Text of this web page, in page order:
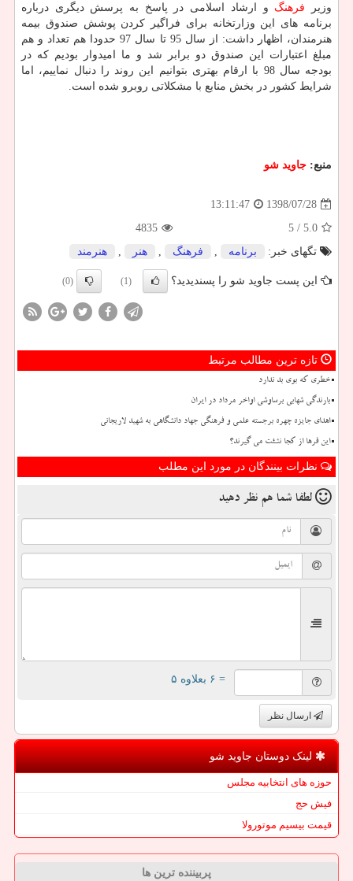
وزیر فرهنگ و ارشاد اسلامی در پاسخ به پرسش دیگری درباره
برنامه های این وزارتخانه برای فراگیر كردن پوشش صندوق بیمه
هنرمندان، اظهار داشت: از سال 95 تا سال 97 حدودا هم تعداد و هم
مبلغ اعتبارات این صندوق دو برابر شد و ما امیدوار بودیم كه در
بودجه سال 98 با ارقام بهتری بتوانیم این روند را دنبال نماییم، اما
شرایط كشور در بخش منابع با مشكلاتی روبرو شده است.
منبع: جاوید شو
1398/07/28
13:11:47
5.0
/ 5
4835
تگهای خبر:
برنامه , فرهنگ , هنر , هنرمند
این پست جاوید شو را پسندیدید؟ (1)
(0)
تازه ترین مطالب مرتبط
خطری که بوی بد ندارد
بارندگی شهابی برساوشی اواخر مرداد در ایران
اهدای جایزه چهره برجسته علمی و فرهنگی جهاد دانشگاهی به شهید لاریجانی
این فرها از کجا نشئت می گیرند؟
نظرات بینندگان در مورد این مطلب
لطفا شما هم نظر دهید
= ۶ بعلاوه ۵
ارسال نظر
لینک دوستان جاوید شو
حوزه های انتخابیه مجلس
فیش حج
قیمت بیسیم موتورولا
پربیننده ترین ها